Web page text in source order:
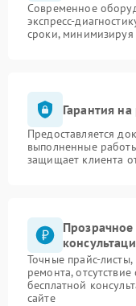
Современное
экспресс-
сроки, минимизируя
Гарантия
Предоставляется
выполненные
защищает клиента
Точные прайс-
ремонта,
бесплатной
сайте